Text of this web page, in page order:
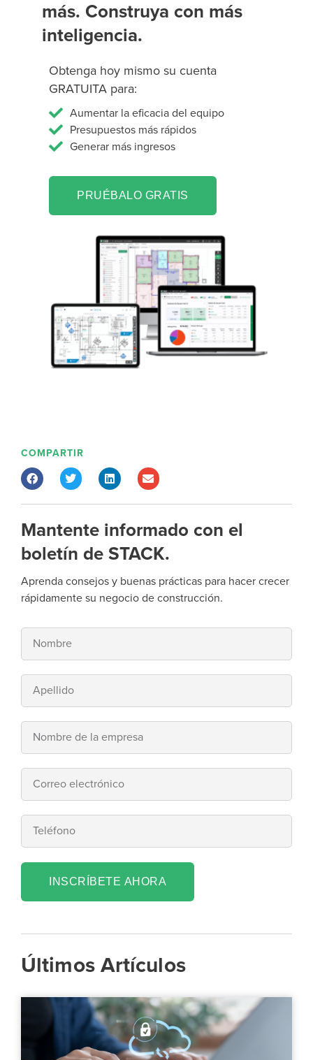
más. Construya con más
inteligencia.
Obtenga hoy mismo su cuenta
GRATUITA para:
Aumentar la eficacia del equipo
Presupuestos más rápidos
Generar más ingresos
PRUÉBALO GRATIS
COMPARTIR
Mantente informado con el
boletín de STACK.
Aprenda consejos y buenas prácticas para hacer crecer
rápidamente su negocio de construcción.
INSCRÍBETE AHORA
Últimos Artículos